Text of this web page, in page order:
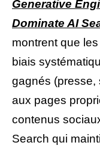
Generative
Dominate AI
montrent que
biais
gagnés (presse,
aux pages
contenus
Search qui